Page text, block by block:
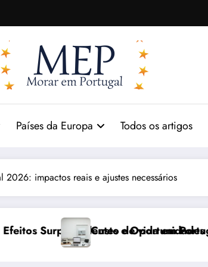
Países da Europa Todos os artigos
2026: impactos reais e ajustes necessários
vida em Portugal 2026: impactos reais